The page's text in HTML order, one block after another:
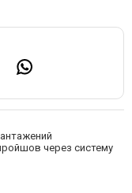
через систему